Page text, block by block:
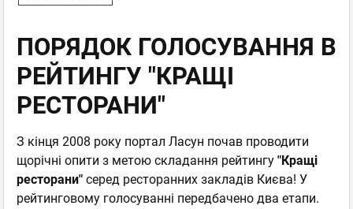
ПОРЯДОК ГОЛОСУВАННЯ В
РЕЙТИНГУ "КРАЩІ
РЕСТОРАНИ"
З кінця 2008 року портал Ласун почав проводити
щорічні опити з метою складання рейтингу "Кращі
ресторани" серед ресторанних закладів Києва! У
рейтинговому голосуванні передбачено два етапи.